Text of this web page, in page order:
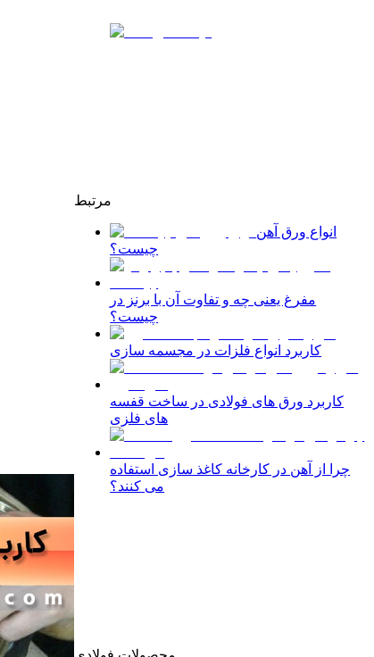
مرتبط
انواع ورق آهن
چیست؟
مفرغ یعنی چه و تفاوت آن با برنز در
چیست؟
کاربرد انواع فلزات در مجسمه سازی
کاربرد ورق های فولادی در ساخت قفسه
های فلزی
چرا از آهن در کارخانه کاغذ سازی استفاده
می کنند؟